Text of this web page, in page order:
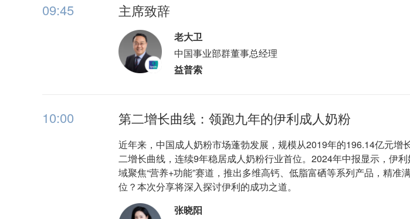
09:45
主席致辞
老大卫
中国事业部群董事总经理
益普索
10:00 第二增长曲线：领跑九年的伊利成人奶粉
近年来，中国成人奶粉市场蓬勃发展，规模从2019年的196.14亿元
二增长曲线，连续9年稳居成人奶粉行业首位。2024年中报显示，伊
域聚焦“营养+功能”赛道，推出多维高钙、低脂富硒等系列产品，精
位？本次分享将深入探讨伊利的成功之道。
张晓阳